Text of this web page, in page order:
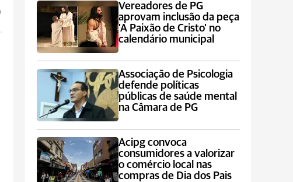
Vereadores de PG
aprovam inclusão da peça
'A Paixão de Cristo' no
calendário municipal
Associação de Psicologia
defende políticas
públicas de saúde mental
na Câmara de PG
Acipg convoca
consumidores a valorizar
o comércio local nas
compras de Dia dos Pais